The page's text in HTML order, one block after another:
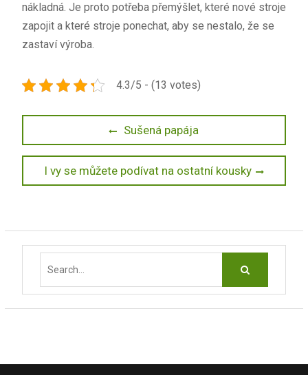
nákladná. Je proto potřeba přemýšlet, které nové stroje
zapojit a které stroje ponechat, aby se nestalo, že se
zastaví výroba.
4.3/5 - (13 votes)
pro
příspěvek
Previous
post:
Sušená papája
Next
post:
I vy se můžete podívat na ostatní kousky